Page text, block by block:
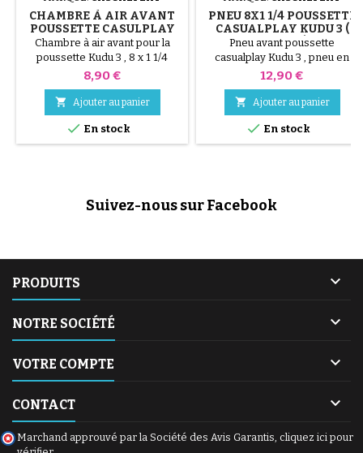
CHAMBRE À AIR AVANT
POUSSETTE CASULPLAY
KUDU 3
Chambre à air avant pour la
poussette Kudu 3 , 8 x 1 1/4
Prix
8,90 €
 Ajouter au panier
 En stock
PNEU 8X1 1/4 POUSSETTE
CASUALPLAY KUDU 3 (
200X45 )
Pneu avant poussette
casualplay Kudu 3 , pneu en
200x45 compatible avec le
pneu en 8x1 1/4
Prix
12,90 €
 Ajouter au panier
 En stock
Suivez-nous sur Facebook
PRODUITS 
NOTRE SOCIÉTÉ 
VOTRE COMPTE 
CONTACT 
Marchand approuvé par la Société des Avis Garantis, cliquez ici pour